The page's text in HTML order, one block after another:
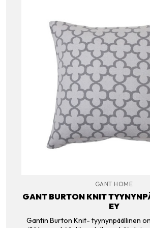
GANT HOME
GANT BURTON KNIT
EY
Gantin Burton Knit- tyynynpäällinen